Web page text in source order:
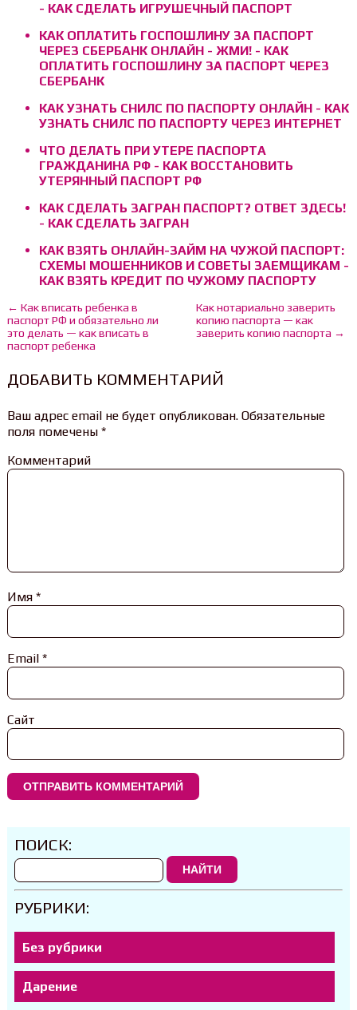
- КАК СДЕЛАТЬ ИГРУШЕЧНЫЙ ПАСПОРТ
КАК ОПЛАТИТЬ ГОСПОШЛИНУ ЗА ПАСПОРТ
ЧЕРЕЗ СБЕРБАНК ОНЛАЙН - ЖМИ! - КАК
ОПЛАТИТЬ ГОСПОШЛИНУ ЗА ПАСПОРТ ЧЕРЕЗ
СБЕРБАНК
КАК УЗНАТЬ СНИЛС ПО ПАСПОРТУ ОНЛАЙН - КАК
УЗНАТЬ СНИЛС ПО ПАСПОРТУ ЧЕРЕЗ ИНТЕРНЕТ
ЧТО ДЕЛАТЬ ПРИ УТЕРЕ ПАСПОРТА
ГРАЖДАНИНА РФ - КАК ВОССТАНОВИТЬ
УТЕРЯННЫЙ ПАСПОРТ РФ
КАК СДЕЛАТЬ ЗАГРАН ПАСПОРТ? ОТВЕТ ЗДЕСЬ!
- КАК СДЕЛАТЬ ЗАГРАН
КАК ВЗЯТЬ ОНЛАЙН-ЗАЙМ НА ЧУЖОЙ ПАСПОРТ:
СХЕМЫ МОШЕННИКОВ И СОВЕТЫ ЗАЕМЩИКАМ -
КАК ВЗЯТЬ КРЕДИТ ПО ЧУЖОМУ ПАСПОРТУ
← Как вписать ребенка в
паспорт РФ и обязательно ли
это делать — как вписать в
паспорт ребенка
Как нотариально заверить
копию паспорта — как
заверить копию паспорта →
ДОБАВИТЬ КОММЕНТАРИЙ
Ваш адрес email не будет опубликован.Обязательные
поля помечены *
Комментарий
Имя *
Email *
Сайт
ПОИСК:
НАЙТИ
РУБРИКИ:
Без рубрики
Дарение